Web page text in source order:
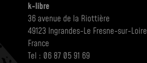
k-libre
36 avenue de la Riottière
49123 Ingrandes-Le Fresne-sur-Loire
France
Tel : 06 87 05 91 69